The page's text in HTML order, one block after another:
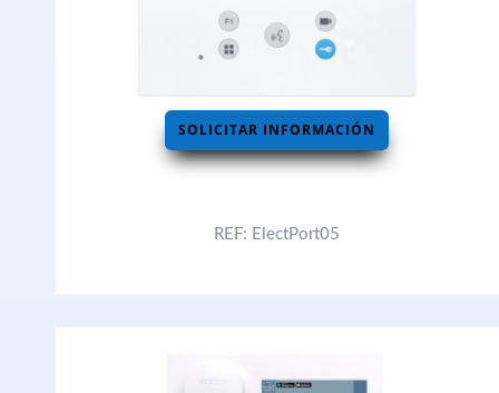
SOLICITAR INFORMACIÓN
REF: ElectPort05